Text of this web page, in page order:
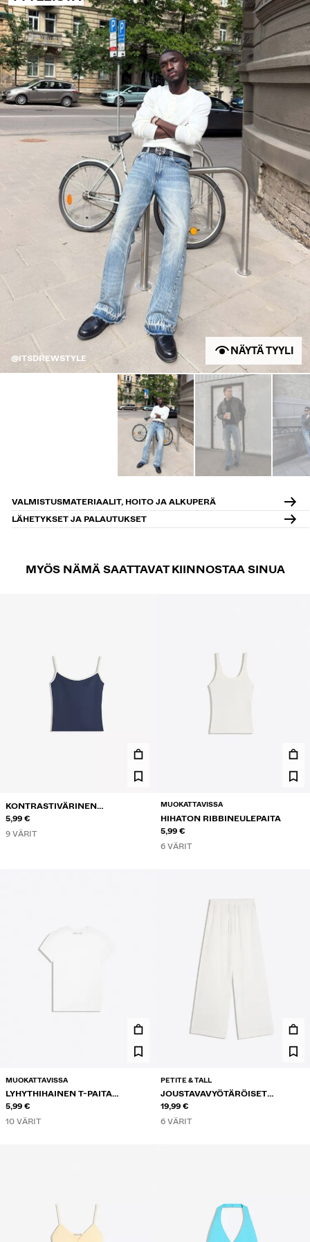
@ITSDREWSTYLE
NÄYTÄ TYYLI
VALMISTUSMATERIAALIT, HOITO JA ALKUPERÄ
LÄHETYKSET JA PALAUTUKSET
MYÖS NÄMÄ SAATTAVAT KIINNOSTAA SINUA
KONTRASTIVÄRINEN
NARUTOPPI
5,99 €
9 VÄRIT
MUOKATTAVISSA
HIHATON RIBBINEULEPAITA
5,99 €
6 VÄRIT
MUOKATTAVISSA
LYHYTHIHAINEN T-PAITA
PYÖREÄLLÄ KAULA-AUKOLLA
5,99 €
10 VÄRIT
PETITE & TALL
JOUSTAVAVYÖTÄRÖISET
HOUSUT
19,99 €
6 VÄRIT